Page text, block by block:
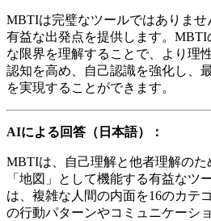
MBTIは完璧なツールではありま
有益な出発点を提供します。
な限界を理解することで、より理
認知を高め、自己認識を強化し、
を実現することができます。
AIによる回答（日本語）：
MBTIは、自己理解と他者理解の
「地図」として機能する有益なツ
は、複雑な人間の内面を16のカテ
の行動パターンやコミュニケーシ